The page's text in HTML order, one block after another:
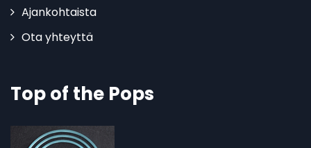
Ajankohtaista
Ota yhteyttä
Top of the Pops